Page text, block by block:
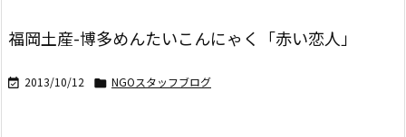
福岡土産-博多めんたいこんにゃく「赤い恋人」
 2013/10/12  NGOスタッフブログ